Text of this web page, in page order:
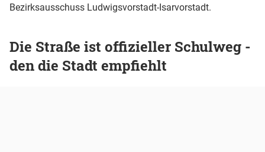
Bezirksausschuss Ludwigsvorstadt-Isarvorstadt.
Die Straße ist offizieller Schulweg -
den die Stadt empfiehlt